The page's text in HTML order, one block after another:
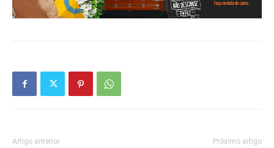
Artigo anterior Próximo artigo